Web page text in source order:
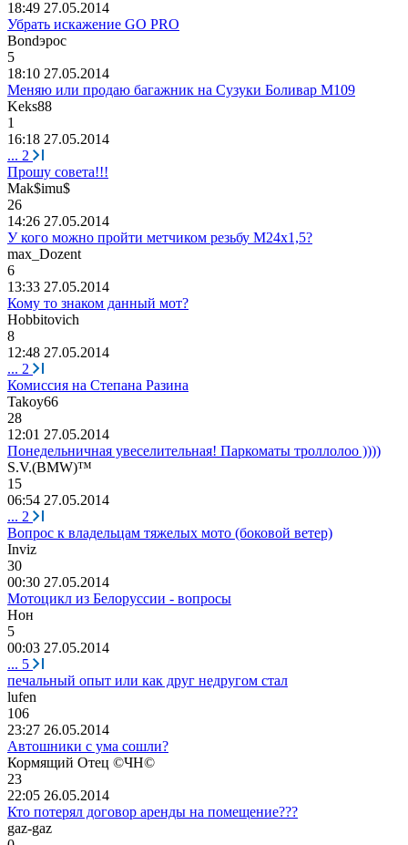
18:49 27.05.2014
Убрать искажение GO PRO
Bondэрос
5
18:10 27.05.2014
Меняю или продаю багажник на Сузуки Боливар М109
Keks88
1
16:18 27.05.2014
... 2
Прошу совета!!!
Mak$imu$
26
14:26 27.05.2014
У кого можно пройти метчиком резьбу М24х1,5?
max_Dozent
6
13:33 27.05.2014
Кому то знаком данный мот?
Hobbitovich
8
12:48 27.05.2014
... 2
Комиссия на Степана Разина
Takoy66
28
12:01 27.05.2014
Понедельничная увеселительная! Паркоматы троллолоо ))))
S.V.(BMW)™
15
06:54 27.05.2014
... 2
Вопрос к владельцам тяжелых мото (боковой ветер)
Inviz
30
00:30 27.05.2014
Мотоцикл из Белоруссии - вопросы
Нон
5
00:03 27.05.2014
... 5
печальный опыт или как друг недругом стал
lufen
106
23:27 26.05.2014
Автошники с ума сошли?
Кормящий Отец ©ЧН©
23
22:05 26.05.2014
Кто потерял договор аренды на помещение???
gaz-gaz